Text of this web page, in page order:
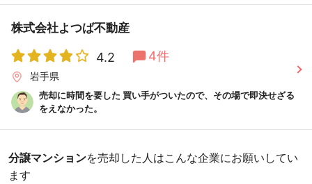
株式会社よつば不動産
4.2 4件
岩手県
売却に時間を要した 買い手がついたので、その場で即決せざる
をえなかった。
分譲マンションを売却した人はこんな企業にお願いしてい
ます